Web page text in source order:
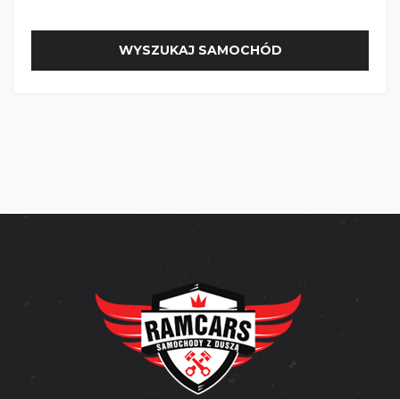
WYSZUKAJ SAMOCHÓD